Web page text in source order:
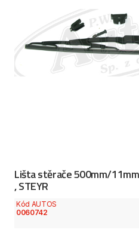
Lišta stěrače 500mm/11mm
, STEYR
Kód AUTOS
0060742